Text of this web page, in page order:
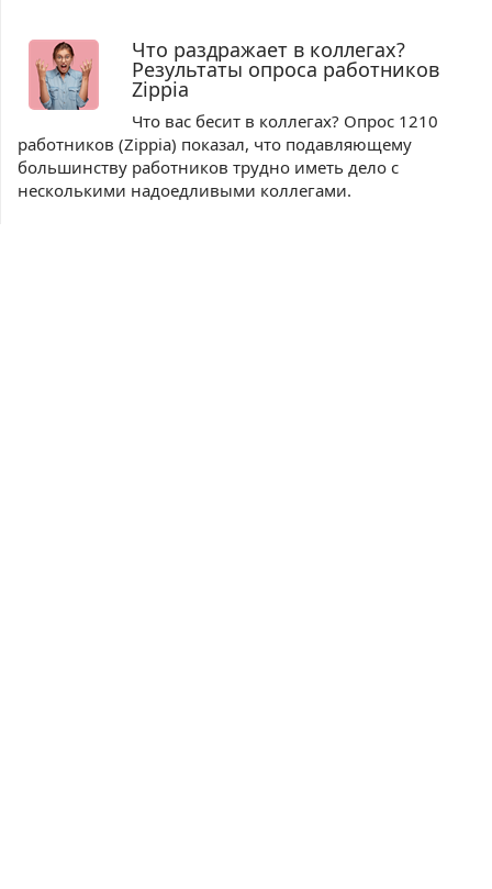
Что раздражает в коллегах?
Результаты опроса работников
Zippia
Что вас бесит в коллегах? Опрос 1210
работников (Zippia) показал, что подавляющему
большинству работников трудно иметь дело с
несколькими надоедливыми коллегами.